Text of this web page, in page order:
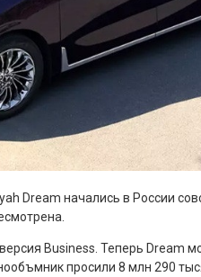
Dream начались в России
Business. Теперь Dream
просили 8 млн 290